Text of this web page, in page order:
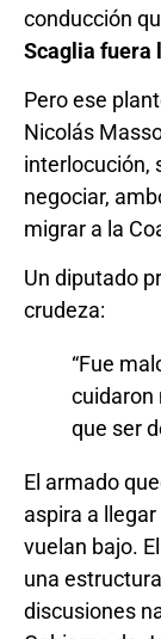
conducción
Scaglia fuera
Pero ese
Nicolás
interlocución,
negociar,
migrar a la
Un diputado
crudeza:
“Fue
cuidaron
que ser
El armado
aspira a
vuelan bajo.
una
discusiones